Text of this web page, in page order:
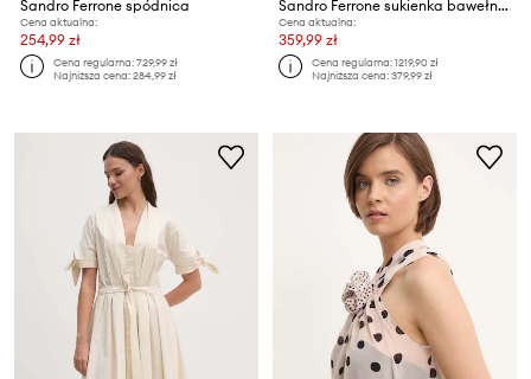
Sandro Ferrone spódnica
Cena aktualna:
254,99 zł
Cena regularna:729,99 zł
Najniższa cena:284,99 zł
Sandro Ferrone sukienka bawełniana
Cena aktualna:
359,99 zł
Cena regularna:1219,90 zł
Najniższa cena:379,99 zł